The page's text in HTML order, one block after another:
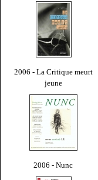
2006 - La Critique meurt
jeune
2006 - Nunc